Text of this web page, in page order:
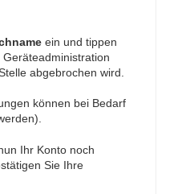
ein und tippen
abgebrochen wird.
können bei Bedarf
Ihr Konto noch
Sie Ihre